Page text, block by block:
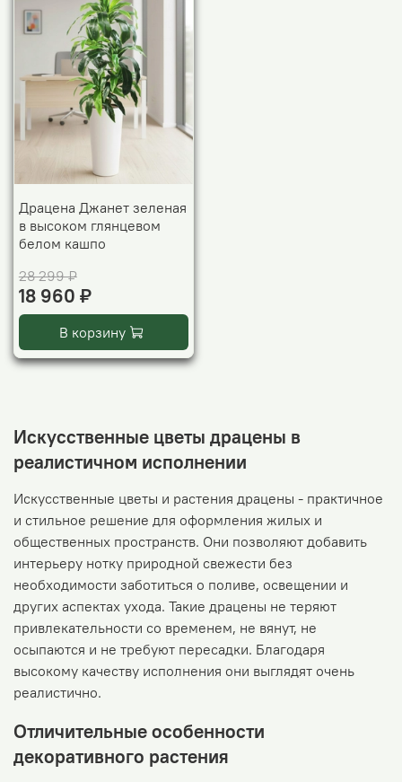
Драцена Джанет зеленая
в высоком глянцевом
белом кашпо
28 299 ₽
18 960 ₽
В корзину
Искусственные цветы драцены в
реалистичном исполнении
Искусственные цветы и растения драцены - практичное
и стильное решение для оформления жилых и
общественных пространств. Они позволяют добавить
интерьеру нотку природной свежести без
необходимости заботиться о поливе, освещении и
других аспектах ухода. Такие драцены не теряют
привлекательности со временем, не вянут, не
осыпаются и не требуют пересадки. Благодаря
высокому качеству исполнения они выглядят очень
реалистично.
Отличительные особенности
декоративного растения